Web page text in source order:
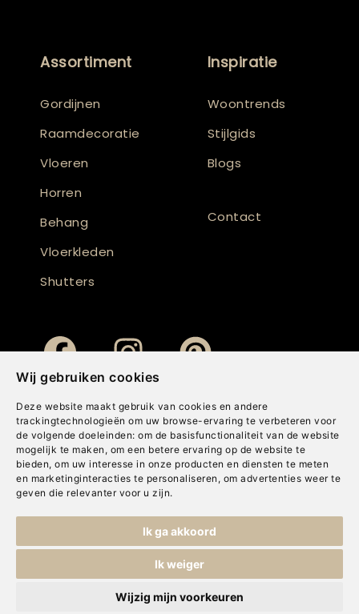
Wij gebruiken cookies
Deze website maakt gebruik van cookies en andere
trackingtechnologieën om uw browse-ervaring te verbeteren voor
de volgende doeleinden: om de basisfunctionaliteit van de website
mogelijk te maken , om een betere ervaring op de website te
bieden, om uw interesse in onze producten en diensten te meten
en marketinginteracties te personaliseren , om advertenties weer te
geven die relevanter voor u zijn.
Ik ga akkoord
Ik weiger
Wijzig mijn voorkeuren
Assortiment
Gordijnen
Raamdecoratie
Vloeren
Horren
Behang
Vloerkleden
Shutters
Inspiratie
Woontrends
Stijlgids
Blogs
Contact
Cookies